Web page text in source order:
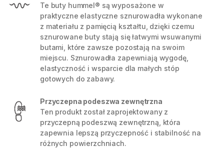
Te buty hummel® są wyposażone w
praktyczne elastyczne sznurowadła wykonane
z materiału z pamięcią kształtu, dzięki czemu
sznurowane buty stają się łatwymi wsuwanymi
butami, które zawsze pozostają na swoim
miejscu. Sznurowadła zapewniają wygodę,
elastyczność i wsparcie dla małych stóp
gotowych do zabawy.
Przyczepna podeszwa zewnętrzna
Ten produkt został zaprojektowany z
przyczepną podeszwą zewnętrzną, która
zapewnia lepszą przyczepność i stabilność na
różnych powierzchniach.